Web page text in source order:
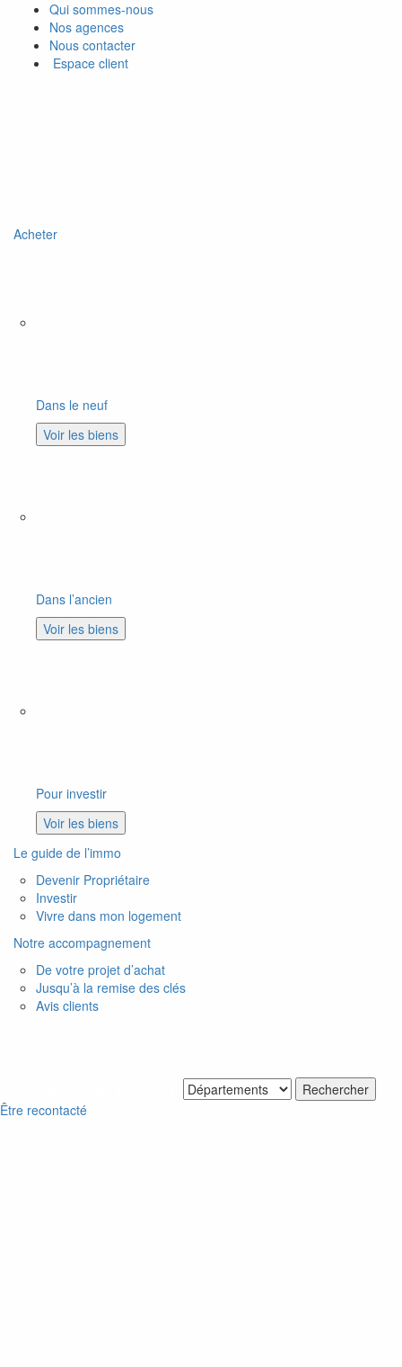
Qui sommes-nous
Nos agences
Nous contacter
Espace client
Acheter
Dans le neuf
Voir les biens
Dans l’ancien
Voir les biens
Pour investir
Voir les biens
Le guide de l’immo
Devenir Propriétaire
Investir
Vivre dans mon logement
Notre accompagnement
De votre projet d’achat
Jusqu’à la remise des clés
Avis clients
Être recontacté